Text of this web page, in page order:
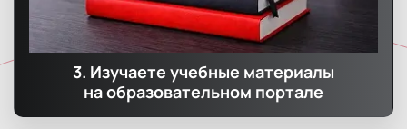
3. Изучаете учебные материалы
на образовательном портале